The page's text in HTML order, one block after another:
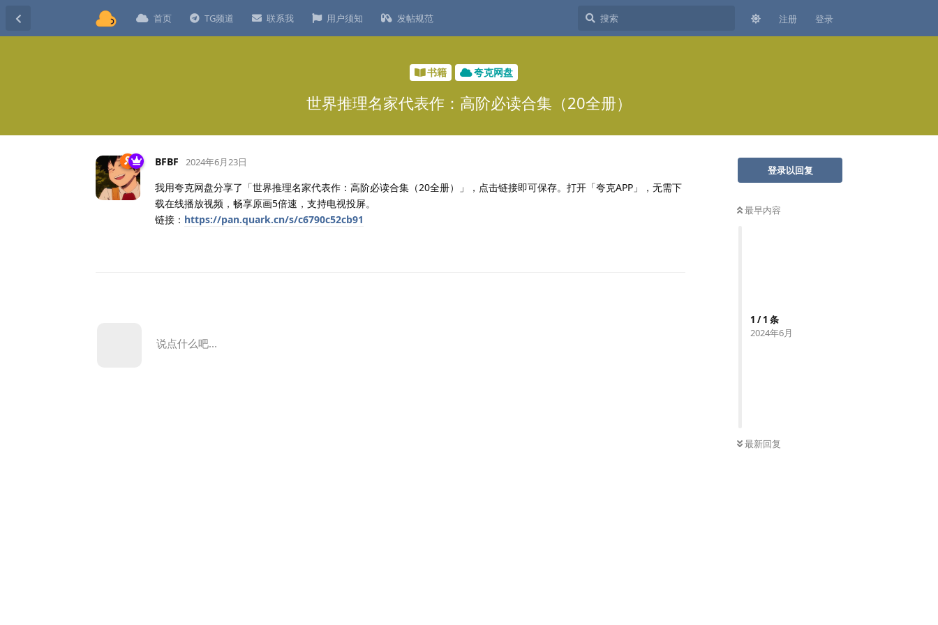
首页 TG频道 联系我 用户须知 发帖规范 注册 登录
书籍 夸克网盘
世界推理名家代表作：高阶必读合集（20全册）
登录以回复
最早内容
1 /1 条
2024年6月
最新回复
BFBF 2024年6月23日
我用夸克网盘分享了「世界推理名家代表作：高阶必读合集（20全册）」，点击链接即可保存。打开「夸克APP」，无需下
载在线播放视频，畅享原画5倍速，支持电视投屏。
链接： https://pan.quark.cn/s/c6790c52cb91
说点什么吧...